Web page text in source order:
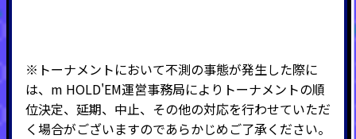
※トーナメントにおいて不測の事態が発生した際に
は、m HOLD'EM運営事務局によりトーナメントの順
位決定、延期、中止、その他の対応を行わせていただ
く場合がございますのであらかじめご了承ください。